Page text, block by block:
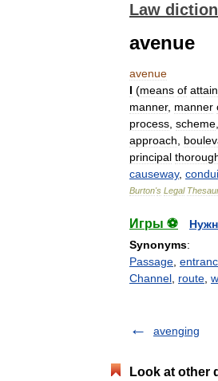
Law
avenue
avenue
I (means of
manner, manner
process scheme
approach
principal
causeway,
Burton's Legal
Игры ⚽
Synonyms:
Passage
Channel route
avenging
Look at other